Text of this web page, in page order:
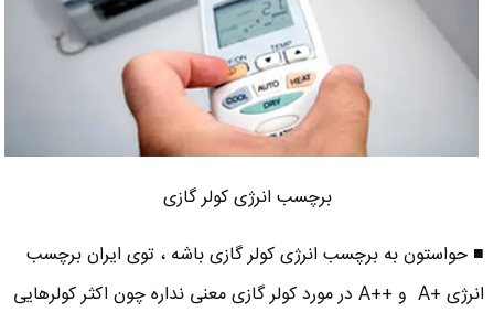
برچسب انرژی کولر گازی
■ حواستون به برچسب انرژی کولر گازی باشه ، توی ایران برچسب
انرژی +A و ++A در مورد کولر گازی معنی نداره چون اکثر کولرهایی